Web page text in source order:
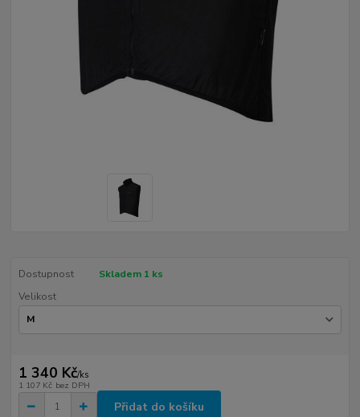
Dostupnost
Skladem 1 ks
Velikost
1 340 Kč/ks
1 107 Kč bez DPH
Přidat do košíku